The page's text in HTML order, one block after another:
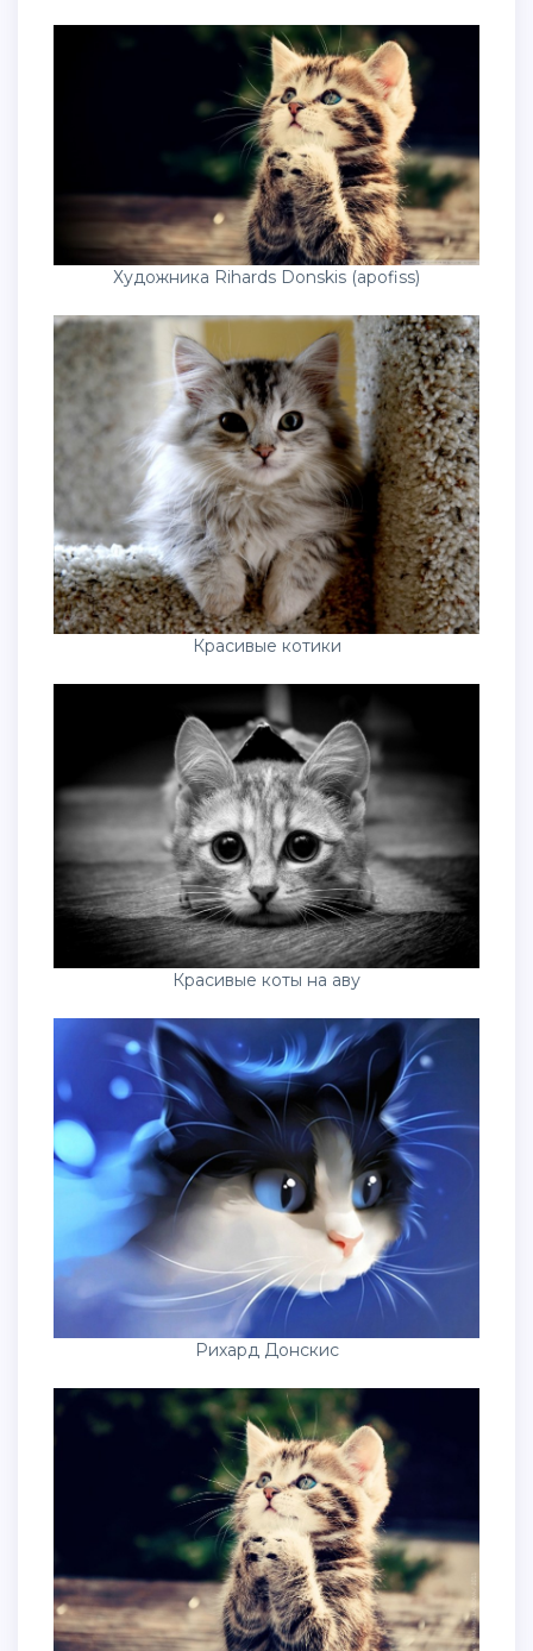
Художника Rihards Donskis (apofiss)
Красивые котики
Красивые коты на аву
Рихард Донскис